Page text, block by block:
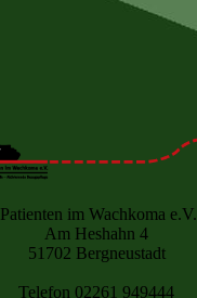
Patienten im Wachkoma e.V.
Am Heshahn 4
51702 Bergneustadt
Telefon 02261 949444